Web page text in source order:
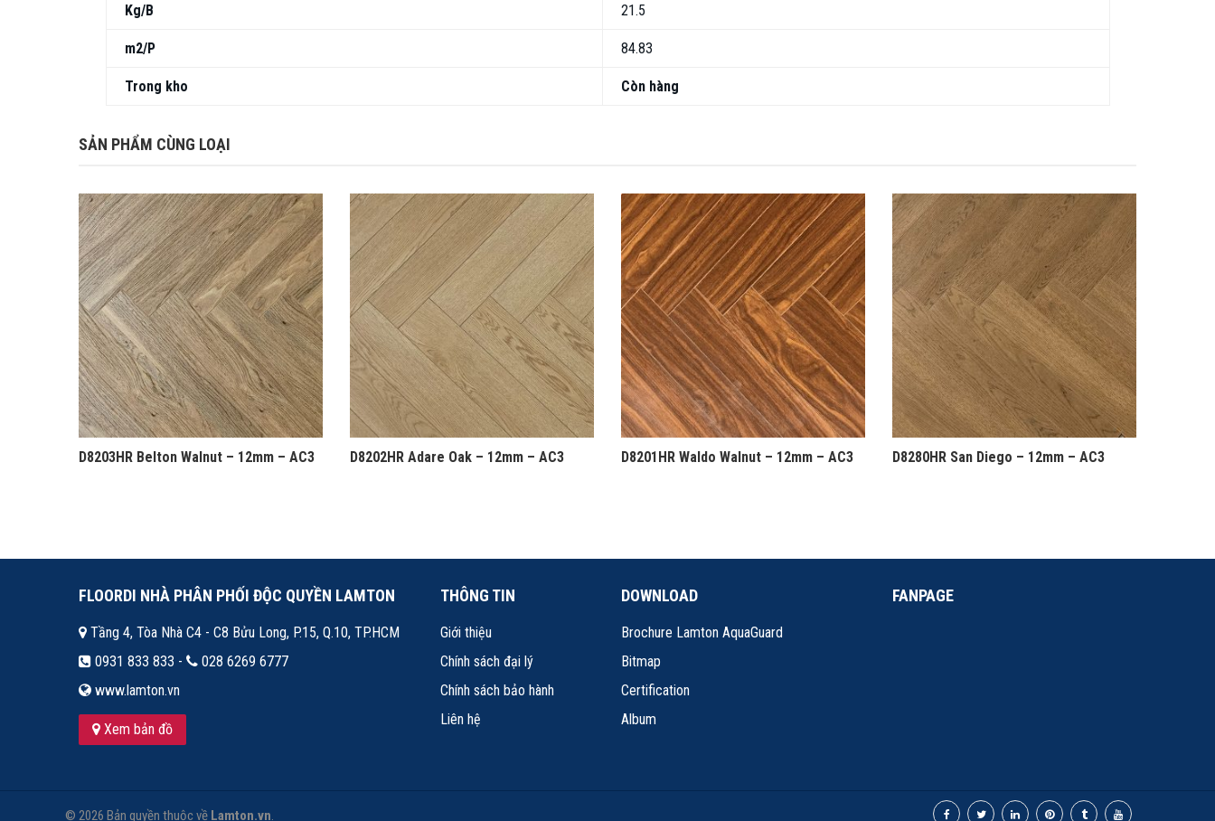
Kg/B 21.5
m2/P 84.83
Trong kho Còn hàng
SẢN PHẨM CÙNG LOẠI
D8203HR Belton Walnut – 12mm – AC3 D8202HR Adare Oak – 12mm – AC3 D8201HR Waldo Walnut – 12mm – AC3 D8280HR San Diego – 12mm – AC3
FLOORDI NHÀ PHÂN PHỐI ĐỘC QUYỀN LAMTON
Tầng 4, Tòa Nhà C4 - C8 Bửu Long, P.15, Q.10, TP.HCM
0931 833 833 -
028 6269 6777
www.lamton.vn
Xem bản đồ
THÔNG TIN
Giới thiệu
Chính sách đại lý
Chính sách bảo hành
Liên hệ
DOWNLOAD
Brochure Lamton AquaGuard
Bitmap
Certification
Album
FANPAGE
© 2026 Bản quyền thuộc về Lamton.vn.